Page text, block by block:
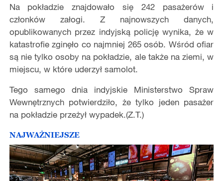
Na pokładzie znajdowało się 242 pasażerów i
członków załogi. Z najnowszych danych,
opublikowanych przez indyjską policję wynika, że w
katastrofie zginęło co najmniej 265 osób. Wśród ofiar
są nie tylko osoby na pokładzie, ale także na ziemi, w
miejscu, w które uderzył samolot.
Tego samego dnia indyjskie Ministerstwo Spraw
Wewnętrznych potwierdziło, że tylko jeden pasażer
na pokładzie przeżył wypadek.(Z.T.)
NAJWAŻNIEJSZE